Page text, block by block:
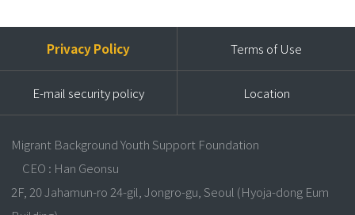
Privacy Policy Terms of Use
E-mail security policy Location
Migrant Background Youth Support Foundation
CEO : Han Geonsu
2F, 20 Jahamun-ro 24-gil, Jongro-gu, Seoul (Hyoja-dong Eum